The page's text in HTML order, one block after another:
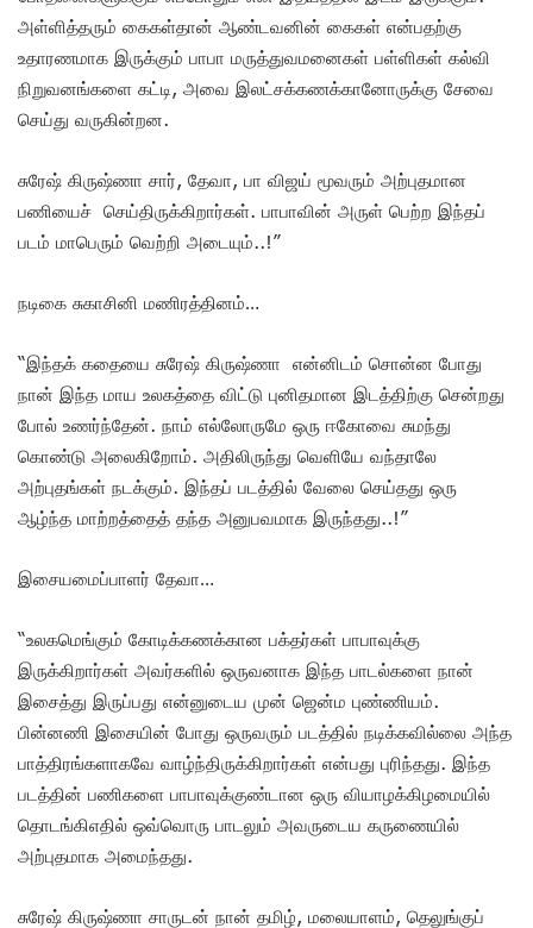
அள்ளித்தரும் கைகள்தான் ஆண்டவனின் கைகள் என்பதற்கு
உதாரணமாக இருக்கும் பாபா மருத்துவமனைகள் பள்ளிகள் கல்வி
நிறுவனங்களை கட்டி, அவை இலட்சக்கணக்கானோருக்கு சேவை
செய்து வருகின்றன.
சுரேஷ் கிருஷ்ணா சார், தேவா, பா விஜய் மூவரும் அற்புதமான
பணியைச் செய்திருக்கிறார்கள். பாபாவின் அருள் பெற்ற இந்தப்
படம் மாபெரும் வெற்றி அடையும்..!”
நடிகை சுகாசினி மணிரத்தினம்…
“இந்தக் கதையை சுரேஷ் கிருஷ்ணா என்னிடம் சொன்ன போது
நான் இந்த மாய உலகத்தை விட்டு புனிதமான இடத்திற்கு சென்றது
போல் உணர்ந்தேன். நாம் எல்லோருமே ஒரு ஈகோவை சுமந்து
கொண்டு அலைகிறோம். அதிலிருந்து வெளியே வந்தாலே
அற்புதங்கள் நடக்கும். இந்தப் படத்தில் வேலை செய்தது ஒரு
ஆழ்ந்த மாற்றத்தைத் தந்த அனுபவமாக இருந்தது..!”
இசையமைப்பாளர் தேவா…
“உலகமெங்கும் கோடிக்கணக்கான பக்தர்கள் பாபாவுக்கு
இருக்கிறார்கள் அவர்களில் ஒருவனாக இந்த பாடல்களை நான்
இசைத்து இருப்பது என்னுடைய முன் ஜென்ம புண்ணியம்.
பின்னணி இசையின் போது ஒருவரும் படத்தில் நடிக்கவில்லை அந்த
பாத்திரங்களாகவே வாழ்ந்திருக்கிறார்கள் என்பது புரிந்தது. இந்த
படத்தின் பணிகளை பாபாவுக்குண்டான ஒரு வியாழக்கிழமையில்
தொடங்கிஎதில் ஒவ்வொரு பாடலும் அவருடைய கருணையில்
அற்புதமாக அமைந்தது.
சுரேஷ் கிருஷ்ணா சாருடன் நான் தமிழ், மலையாளம், தெலுங்குப்